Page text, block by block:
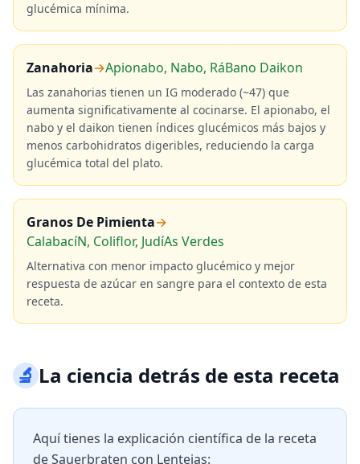
glucémica mínima.
Zanahoria→Apionabo, Nabo, RáBano Daikon
Las zanahorias tienen un IG moderado (~47) que
aumenta significativamente al cocinarse. El apionabo, el
nabo y el daikon tienen índices glucémicos más bajos y
menos carbohidratos digeribles, reduciendo la carga
glucémica total del plato.
Granos De Pimienta→
CalabacíN, Coliflor, JudíAs Verdes
Alternativa con menor impacto glucémico y mejor
respuesta de azúcar en sangre para el contexto de esta
receta.
🔬La ciencia detrás de esta receta
Aquí tienes la explicación científica de la receta
de Sauerbraten con Lentejas: